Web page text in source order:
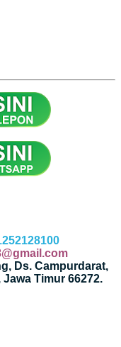
Ds. Campurdarat,
Timur 66272.